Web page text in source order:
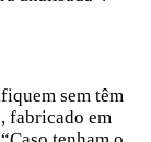
sem têm
fabricado em